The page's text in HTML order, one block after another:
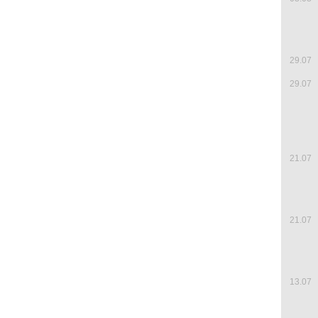
29.07
29.07
21.07
21.07
13.07